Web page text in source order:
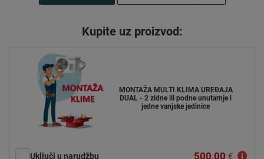
Kupite uz proizvod:
MONTAŽA MULTI KLIMA UREĐAJA
DUAL - 2 zidne ili podne unutarnje i
jedne vanjske jedinice
Uključi u narudžbu 500,00 €